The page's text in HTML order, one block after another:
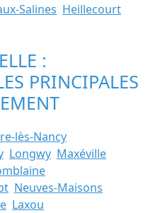
Salines Heillecourt
:
PRINCIPALES
lès-Nancy
Longwy Maxéville
Neuves-Maisons
Laxou